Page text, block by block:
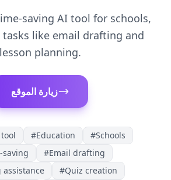
saving AI tool for schools,
like email drafting and
lesson planning.
زيارة الموقع
#Education #Schools
saving #Email drafting
assistance #Quiz creation